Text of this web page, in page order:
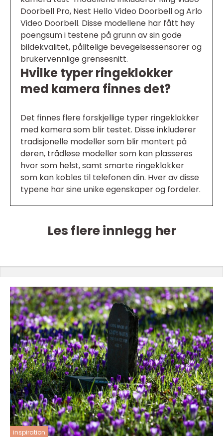
Doorbell Pro, Nest Hello Video Doorbell og Arlo
Video Doorbell. Disse modellene har fått høy
poengsum i testene på grunn av sin gode
bildekvalitet, pålitelige bevegelsessensorer og
brukervennlige grensesnitt.
Hvilke typer ringeklokker
med kamera finnes det?
Det finnes flere forskjellige typer ringeklokker
med kamera som blir testet. Disse inkluderer
tradisjonelle modeller som blir montert på
døren, trådløse modeller som kan plasseres
hvor som helst, samt smarte ringeklokker
som kan kobles til telefonen din. Hver av disse
typene har sine unike egenskaper og fordeler.
Les flere innlegg her
inspiration